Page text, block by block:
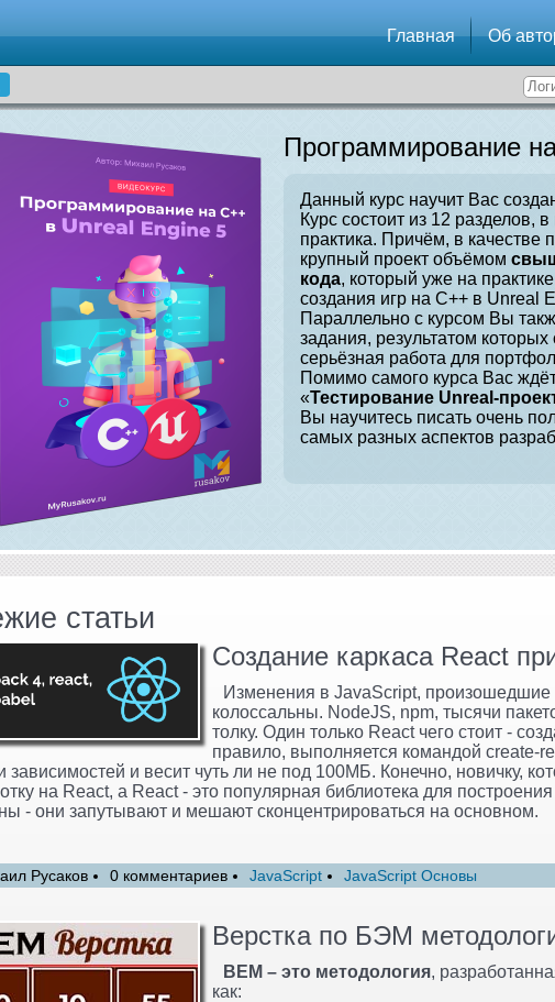
Главная Об
Программирование
Данный курс научит Вас
Курс состоит из 12 разделов,
практика. Причём, в качестве
крупный проект объёмом
кода, который уже на
создания игр на C++ в Unreal
Параллельно с курсом Вы
задания, результатом
серьёзная работа для
Помимо самого курса Вас
«Тестирование Unreal-
Вы научитесь писать очень
самых разных аспектов
статьи
Создание каркаса React
Изменения в JavaScript, произошедшие
колоссальны. NodeJS, npm, тысячи
толку. Один только React чего стоит -
правило, выполняется командой create-
зависимостей и весит чуть ли не под 100МБ. Конечно, новичку,
на React, а React - это популярная библиотека для
- они запутывают и мешают сконцентрироваться на основном.
Русаков 0 комментариев JavaScript JavaScript Основы
Верстка по БЭМ
BEM – это методология,
как: